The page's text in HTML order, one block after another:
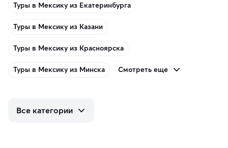
Туры в Мексику из Екатеринбурга
Туры в Мексику из Казани
Туры в Мексику из Красноярска
Туры в Мексику из Минска Смотреть еще
Все категории